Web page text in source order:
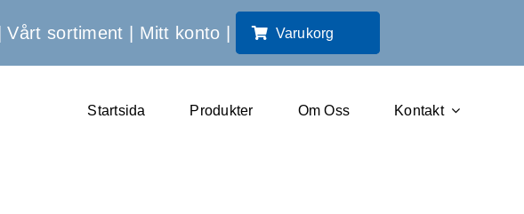
|Vårt sortiment Mitt konto Varukorg
Startsida Produkter Om Oss Kontakt